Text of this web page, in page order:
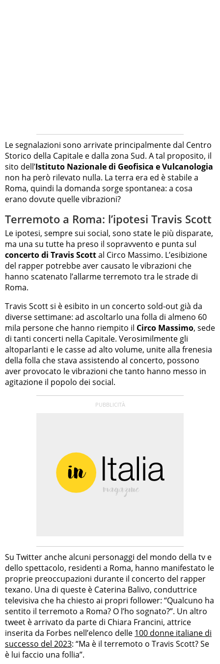
Le segnalazioni sono arrivate principalmente dal Centro
Storico della Capitale e dalla zona Sud. A tal proposito, il
sito dell’Istituto Nazionale di Geofisica e Vulcanologia
non ha però rilevato nulla. La terra era ed è stabile a
Roma, quindi la domanda sorge spontanea: a cosa
erano dovute quelle vibrazioni?
Terremoto a Roma: l’ipotesi Travis Scott
Le ipotesi, sempre sui social, sono state le più disparate,
ma una su tutte ha preso il sopravvento e punta sul
concerto di Travis Scottal Circo Massimo. L’esibizione
del rapper potrebbe aver causato le vibrazioni che
hanno scatenato l’allarme terremoto tra le strade di
Roma.
Travis Scott si è esibito in un concerto sold-out già da
diverse settimane: ad ascoltarlo una folla di almeno 60
mila persone che hanno riempito il Circo Massimo, sede
di tanti concerti nella Capitale. Verosimilmente gli
altoparlanti e le casse ad alto volume, unite alla frenesia
della folla che stava assistendo al concerto, possono
aver provocato le vibrazioni che tanto hanno messo in
agitazione il popolo dei social.
Su Twitter anche alcuni personaggi del mondo della tv e
dello spettacolo, residenti a Roma, hanno manifestato le
proprie preoccupazioni durante il concerto del rapper
texano. Una di queste è Caterina Balivo, conduttrice
televisiva che ha chiesto ai propri follower: “Qualcuno ha
sentito il terremoto a Roma? O l’ho sognato?”. Un altro
tweet è arrivato da parte di Chiara Francini, attrice
inserita da Forbes nell’elenco delle 100 donne italiane di
successo del 2023: “Ma è il terremoto o Travis Scott? Se
è lui faccio una follia”.